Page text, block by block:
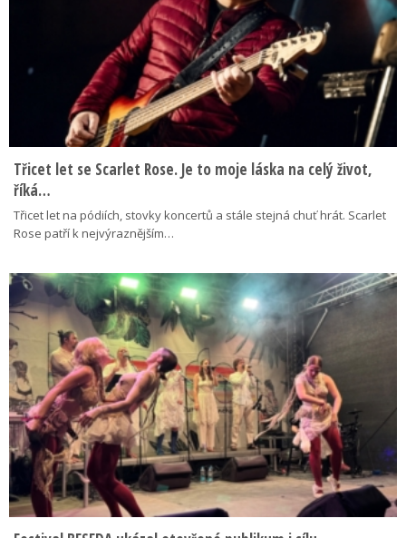
Třicet let se Scarlet Rose. Je to moje láska na celý život,
říká…
Třicet let na pódiích, stovky koncertů a stále stejná chuť hrát. Scarlet
Rose patří k nejvýraznějším…